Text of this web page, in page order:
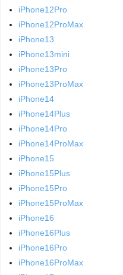
iPhone12Pro
iPhone12ProMax
iPhone13
iPhone13mini
iPhone13Pro
iPhone13ProMax
iPhone14
iPhone14Plus
iPhone14Pro
iPhone14ProMax
iPhone15
iPhone15Plus
iPhone15Pro
iPhone15ProMax
iPhone16
iPhone16Plus
iPhone16Pro
iPhone16ProMax